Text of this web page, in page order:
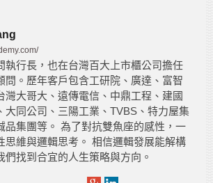
執行長，也在台灣百大上市櫃公司擔任
問。歷年客戶包含工研院、廣達、富智
灣大哥大、遠傳電信、中鼎工程、建國
大同公司、三陽工業、TVBS、特力屋集
品集團等。 為了對抗雙魚座的感性，一
思維與邏輯思考。 相信邏輯發展能解構
們找到合宜的人生策略與方向。